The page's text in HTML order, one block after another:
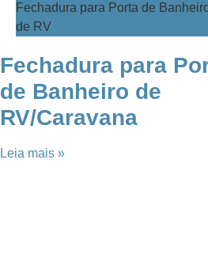
Fechadura para Porta de
de RV
Fechadura para
de Banheiro de
RV/Caravana
Leia mais »